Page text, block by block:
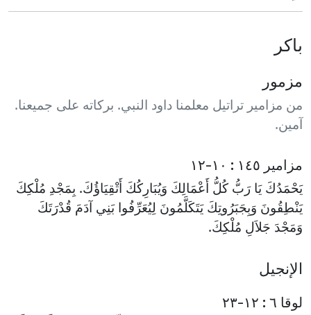
باكر
مزمور
من مزامير تراتيل معلمنا داود النبي. بركاته على جميعنا.
آمين.
مزامير ١٤٥ : ١٠-١٢
يَحْمَدُكَ يَا رَبُّ كُلُّ أَعْمَالِكَ وَيُبَارِكُكَ أَتْقِيَاؤُكَ. بِمَجْدِ مُلْكِكَ
يَنْطِقُونَ وَبِجَبَرُوتِكَ يَتَكَلَّمُونَ لِيُعَرِّفُوا بَنِي آدَمَ قُدْرَتَكَ
وَمَجْدَ جَلاَلِ مُلْكِكَ.
الإنجيل
لوقا ٦ : ١٢-٢٣